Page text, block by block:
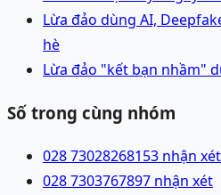
Lừa đảo dùng AI,
hè
Lừa đảo "kết bạn nhầm"
Số trong cùng nhóm
028 73028268153 nhận xét
028 7303767897 nhận xét